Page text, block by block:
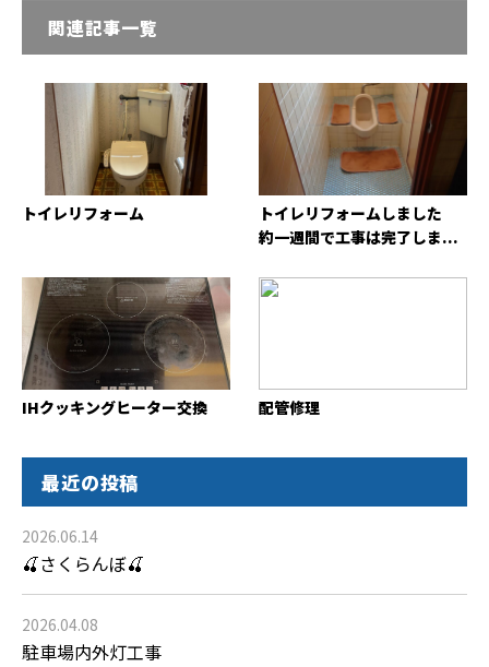
関連記事一覧
トイレリフォーム
トイレリフォームしました
約一週間で工事は完了しま...
IHクッキングヒーター交換 配管修理
最近の投稿
2026.06.14
🍒さくらんぼ🍒
2026.04.08
駐車場内外灯工事